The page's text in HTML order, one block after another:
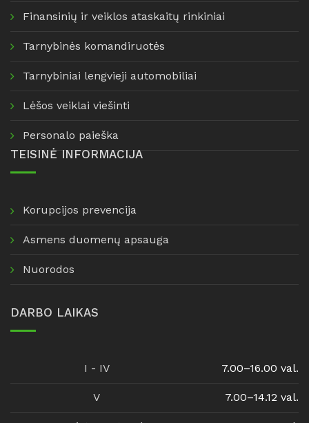
Finansinių ir veiklos ataskaitų rinkiniai
Tarnybinės komandiruotės
Tarnybiniai lengvieji automobiliai
Lėšos veiklai viešinti
Personalo paieška
TEISINĖ INFORMACIJA
Korupcijos prevencija
Asmens duomenų apsauga
Nuorodos
DARBO LAIKAS
I - IV 7.00–16.00 val.
V 7.00–14.12 val.